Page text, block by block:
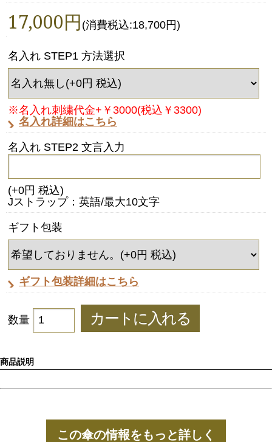
17,000円 (消費税込:18,700円)
名入れ STEP1 方法選択
※名入れ刺繍代金+￥3000(税込￥3300)
名入れ詳細はこちら
名入れ STEP2 文言入力
(+0円 税込)
Jストラップ：英語/最大10文字
ギフト包装
ギフト包装詳細はこちら
数量
商品説明
この傘の情報をもっと詳しく